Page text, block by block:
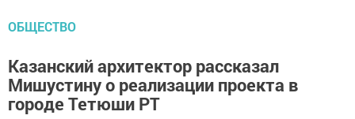
ОБЩЕСТВО
Казанский архитектор рассказал
Мишустину о реализации проекта в
городе Тетюши РТ